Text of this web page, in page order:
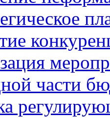
части